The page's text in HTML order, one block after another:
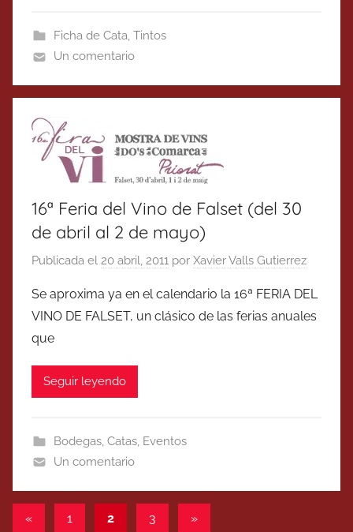
Ficha de Cata, Tintos
Un comentario
16ª Feria del Vino de Falset (del 30
de abril al 2 de mayo)
Publicada el 20 abril, 2011 por Xavier Valls Gutierrez
Se aproxima ya en el calendario la 16ª FERIA DEL
VINO DE FALSET, un clásico de las ferias anuales
que
Seguir leyendo
Bodegas, Catas, Eventos
Un comentario
Paginación
«Entradas
1 2 3
Entradas
»